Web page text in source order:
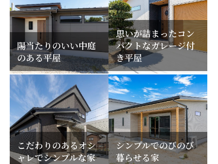
陽当たりのいい中庭
のある平屋
思いが詰まったコン
パクトなガレージ付
き平屋
こだわりのあるオシ
ャレでシンプルな家
シンプルでのびのび
暮らせる家